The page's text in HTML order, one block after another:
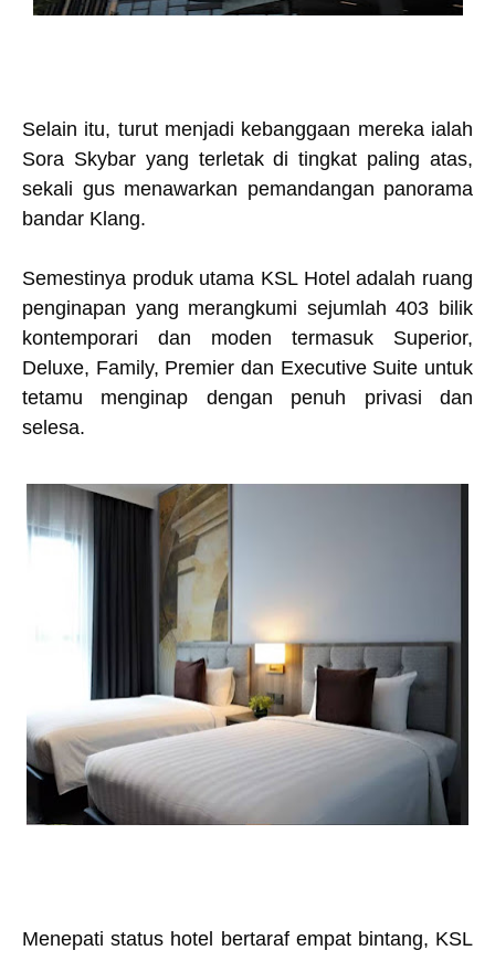
Selain itu, turut menjadi kebanggaan mereka ialah
Sora Skybar yang terletak di tingkat paling atas,
sekali gus menawarkan pemandangan panorama
bandar Klang.
Semestinya produk utama KSL Hotel adalah ruang
penginapan yang merangkumi sejumlah 403 bilik
kontemporari dan moden termasuk Superior,
Deluxe, Family, Premier dan Executive Suite untuk
tetamu menginap dengan penuh privasi dan
selesa.
Menepati status hotel bertaraf empat bintang, KSL